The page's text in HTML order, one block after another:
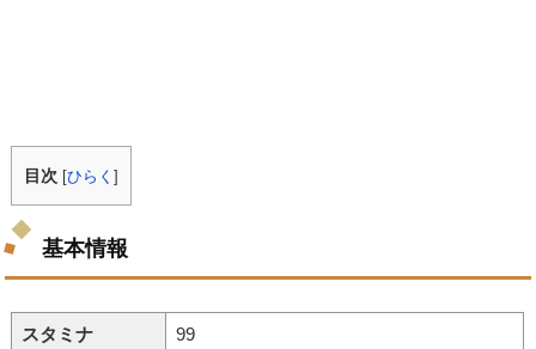
目次 [ひらく]
基本情報
スタミナ 99